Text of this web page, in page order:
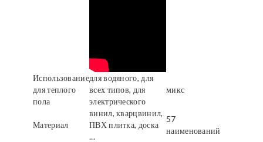
Использование
для теплого
пола
для водяного, для
всех типов, для
электрического
микс
Материал
винил, кварцвинил,
ПВХ плитка, доска
...
57
наименований